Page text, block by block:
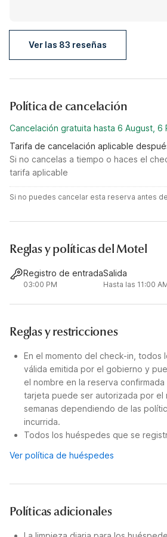
Ver las 83 reseñas
Política de cancelación
Cancelación gratuita hasta 6 August, 6
Tarifa de cancelación aplicable
Si no cancelas a tiempo o haces el
tarifa aplicable
Si no puedes cancelar esta reserva antes
Reglas y políticas del Motel
Registro de entrada
03:00 PM
Salida
Hasta las 11:00
Reglas y restricciones
En el momento del check-in,
válida emitida por el gobierno y
el nombre en la reserva
tarjeta puede ser autorizada por el
semanas dependiendo de las
incurrida.
Todos los huéspedes que se
Ver política de huéspedes
Políticas adicionales